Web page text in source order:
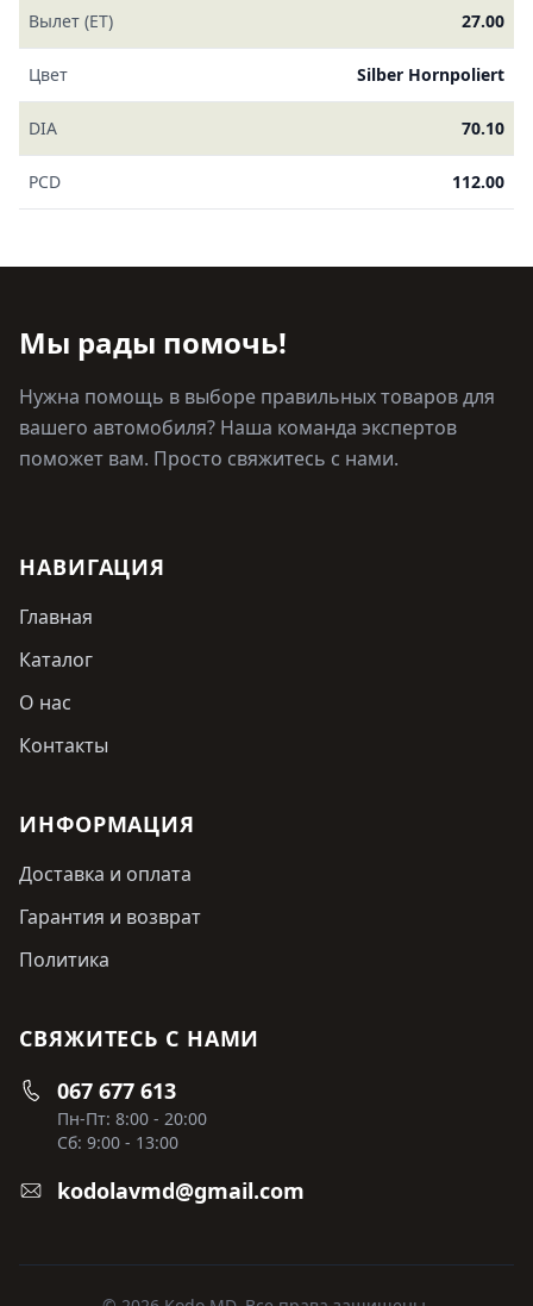
Вылет (ET) 27.00
Цвет Silber Hornpoliert
DIA 70.10
PCD 112.00
Мы рады помочь!
Нужна помощь в выборе правильных товаров для
вашего автомобиля? Наша команда экспертов
поможет вам. Просто свяжитесь с нами.
НАВИГАЦИЯ
Главная
Каталог
О нас
Контакты
ИНФОРМАЦИЯ
Доставка и оплата
Гарантия и возврат
Политика
СВЯЖИТЕСЬ С НАМИ
067 677 613
Пн-Пт: 8:00 - 20:00
Сб: 9:00 - 13:00
kodolavmd@gmail.com